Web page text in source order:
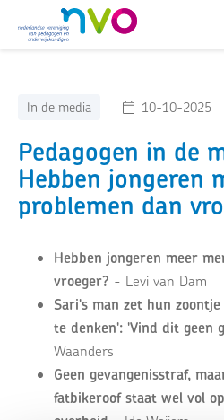
NVO
In de media 10-10-2025
Pedagogen in de
Hebben jongeren
problemen dan
Hebben jongeren meer
vroeger? - Levi van Dam
Sari's man zet hun
te denken': 'Vind dit geen
Waanders
Geen gevangenisstraf,
fatbikeroof staat wel vol